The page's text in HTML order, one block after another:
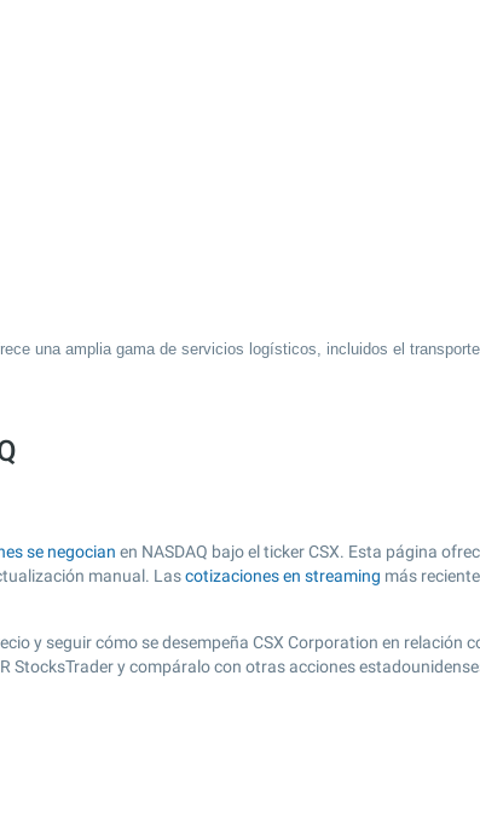
una amplia gama de servicios logísticos, incluidos el
se negocian en NASDAQ bajo el ticker CSX. Esta página
manual. Lascotizaciones en streaming más
y seguir cómo se desempeña CSX Corporation en relación
StocksTrader y compáralo con otras acciones